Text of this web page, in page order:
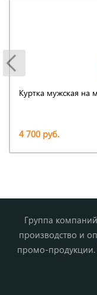
Куртка мужская на
4 700 руб.
Группа
производство и
промо-